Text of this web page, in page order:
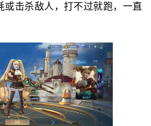
或击杀敌人，打不过就跑，一直